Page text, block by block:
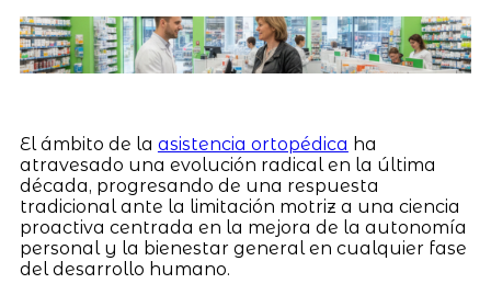
El ámbito de la asistencia ortopédica ha
atravesado una evolución radical en la última
década, progresando de una respuesta
tradicional ante la limitación motriz a una ciencia
proactiva centrada en la mejora de la autonomía
personal y la bienestar general en cualquier fase
del desarrollo humano.